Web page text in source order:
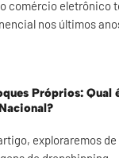
comércio eletrônico
nos últimos
Próprios: Qual
exploraremos